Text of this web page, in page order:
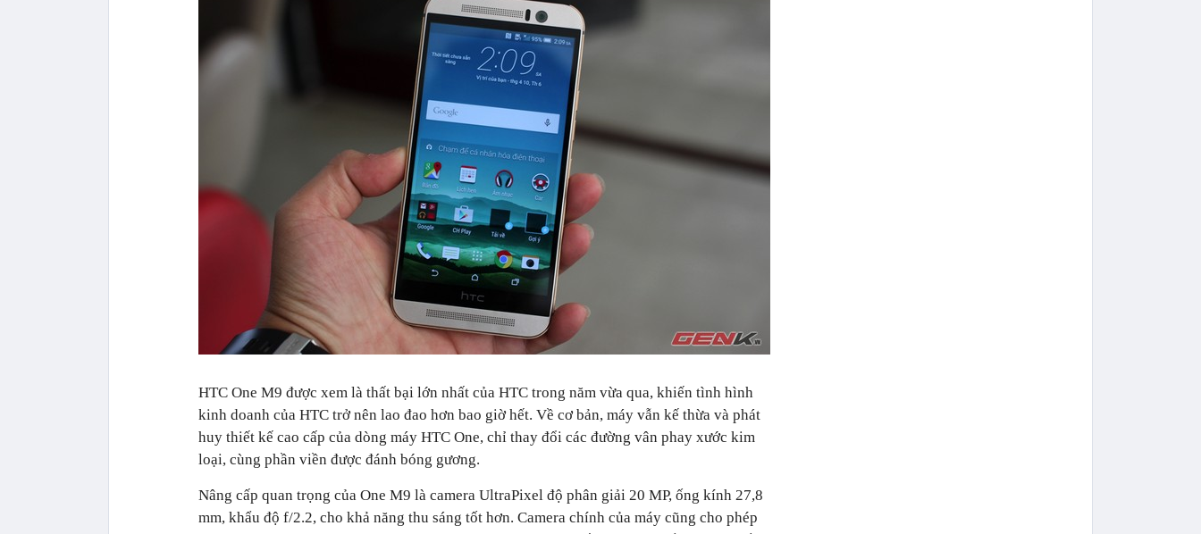
HTC One M9 được xem là thất bại lớn nhất của HTC trong năm vừa qua, khiến tình hình
kinh doanh của HTC trở nên lao đao hơn bao giờ hết. Về cơ bản, máy vẫn kế thừa và phát
huy thiết kế cao cấp của dòng máy HTC One, chỉ thay đổi các đường vân phay xước kim
loại, cùng phần viền được đánh bóng gương.
Nâng cấp quan trọng của One M9 là camera UltraPixel độ phân giải 20 MP, ống kính 27,8
mm, khẩu độ f/2.2, cho khả năng thu sáng tốt hơn. Camera chính của máy cũng cho phép